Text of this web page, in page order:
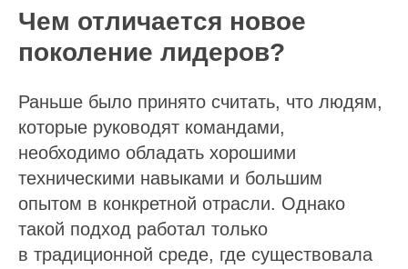
Чем отличается новое
поколение лидеров?
Раньше было принято считать, что людям,
которые руководят командами,
необходимо обладать хорошими
техническими навыками и большим
опытом в конкретной отрасли. Однако
такой подход работал только
в традиционной среде, где существовала